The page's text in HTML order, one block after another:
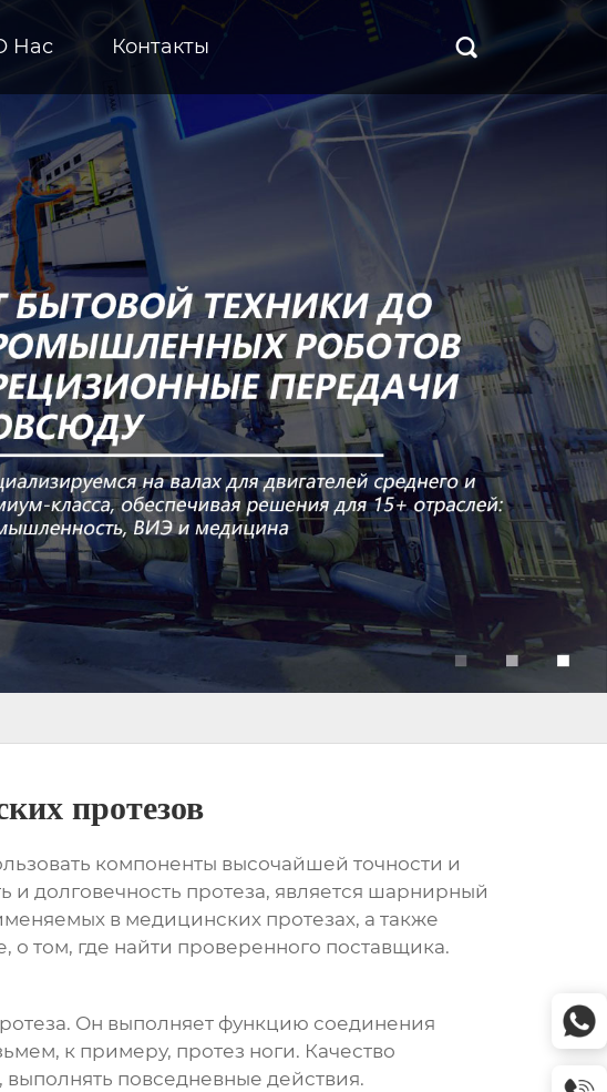
Hас Контакты 
протезов
компоненты высочайшей точности и
долговечность протеза, является шарнирный
в медицинских протезах, а также
о том, где найти проверенного поставщика.
Он выполняет функцию соединения
к примеру, протез ноги. Качество
выполнять повседневные действия.